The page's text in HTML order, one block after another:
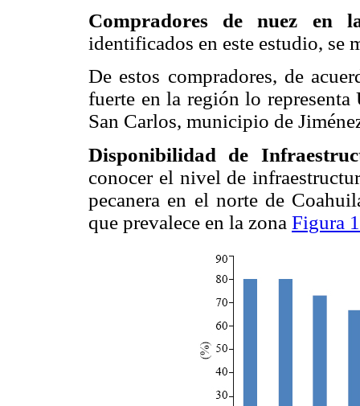
Compradores de nuez en
identificados en este estudio, se
De estos compradores, de
fuerte en la región lo
San Carlos, municipio de
Disponibilidad de
conocer el nivel de
pecanera en el norte de
que prevalece en la zona Figura 1